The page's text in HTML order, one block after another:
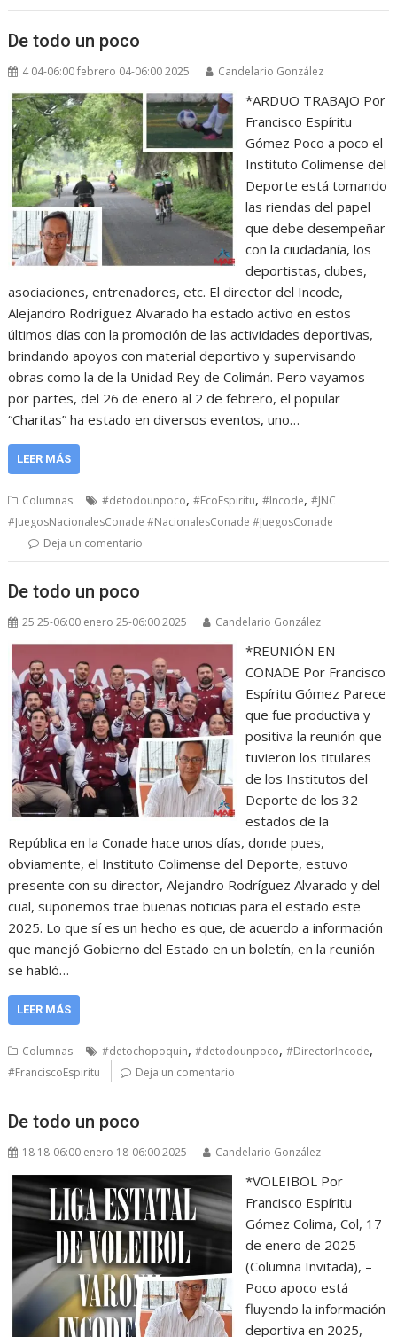
De todo un poco
4 04-06:00 febrero 04-06:00 2025 Candelario González
*ARDUO TRABAJO Por
Francisco Espíritu
Gómez Poco a poco el
Instituto Colimense del
Deporte está tomando
las riendas del papel
que debe desempeñar
con la ciudadanía, los
deportistas, clubes,
asociaciones, entrenadores, etc. El director del Incode,
Alejandro Rodríguez Alvarado ha estado activo en estos
últimos días con la promoción de las actividades deportivas,
brindando apoyos con material deportivo y supervisando
obras como la de la Unidad Rey de Colimán. Pero vayamos
por partes, del 26 de enero al 2 de febrero, el popular
“Charitas” ha estado en diversos eventos, uno…
LEER MÁS
Columnas #detodounpoco,#FcoEspiritu,#Incode,#JNC
#JuegosNacionalesConade #NacionalesConade #JuegosConade
Deja un comentario
De todo un poco
25 25-06:00 enero 25-06:00 2025 Candelario González
*REUNIÓN EN
CONADE Por Francisco
Espíritu Gómez Parece
que fue productiva y
positiva la reunión que
tuvieron los titulares
de los Institutos del
Deporte de los 32
estados de la
República en la Conade hace unos días, donde pues,
obviamente, el Instituto Colimense del Deporte, estuvo
presente con su director, Alejandro Rodríguez Alvarado y del
cual, suponemos trae buenas noticias para el estado este
2025. Lo que sí es un hecho es que, de acuerdo a información
que manejó Gobierno del Estado en un boletín, en la reunión
se habló…
LEER MÁS
Columnas #detochopoquin,#detodounpoco,#DirectorIncode,
#FranciscoEspiritu Deja un comentario
De todo un poco
18 18-06:00 enero 18-06:00 2025 Candelario González
*VOLEIBOL Por
Francisco Espíritu
Gómez Colima, Col, 17
de enero de 2025
(Columna Invitada), –
Poco apoco está
fluyendo la información
deportiva en 2025,